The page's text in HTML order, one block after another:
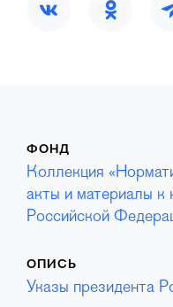
ФОНД
Коллекция
акты и материалы к
Российской
ОПИСЬ
Указы президента